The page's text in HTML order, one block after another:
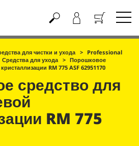
для чистки и ухода
Professional
Средства для ухода
Порошковое
RM 775 ASF 62951170
средство для
RM 775